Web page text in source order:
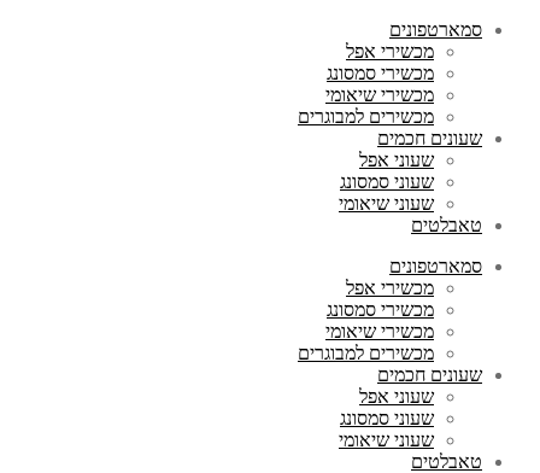
סמארטפונים
מכשירי אפל
מכשירי סמסונג
מכשירי שיאומי
מכשירים למבוגרים
שעונים חכמים
שעוני אפל
שעוני סמסונג
שעוני שיאומי
טאבלטים
סמארטפונים
מכשירי אפל
מכשירי סמסונג
מכשירי שיאומי
מכשירים למבוגרים
שעונים חכמים
שעוני אפל
שעוני סמסונג
שעוני שיאומי
טאבלטים